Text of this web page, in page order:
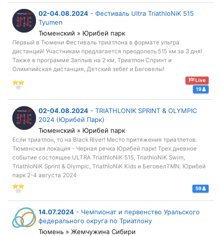
02-04.08.2024 - Фестиваль Ultra TriathloNiK 515
Tyumen
Тюменский » Юрибей парк
Первый в Тюмени Фестиваль триатлона в формате ультра
дистанций! Участникам предлагается преодолеть 515 км за 3 дня!
Также в программе Заплыв на 2 км, Триатлон Спринт и
Олимпийская дистанция, Детский зебег и Беговелы!
Live
19
02-04.08.2024 - TRIATHLONIK SPRINT & OLYMPIC
2024 (Юрибей Парк)
Тюменский » Юрибей парк
Если триатлон, то на Black River! Место притяжения триатлетов.
Тюменская локация - Черная речка Юрибей парк! Трех дневное
событие состоящее ULTRA TriathloNiK 515, TriathloNiK Swim,
TriathloNiK Sprint & Olympic, TriathloNiK Kids и БеговелTMN. Юрибей
парк 2-4 августа 2024
59
14.07.2024 - Чемпионат и первенство Уральского
федерального округа по Триатлону
Тюмень » Жемчужина Сибири